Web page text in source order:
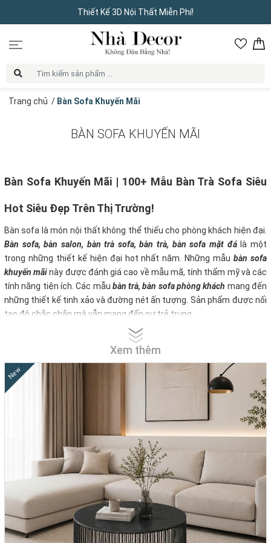
Thiết Kế 3D Nội Thất Miễn Phí!
Trang chủ / Bàn Sofa Khuyến Mãi
BÀN SOFA KHUYẾN MÃI
Bàn Sofa Khuyến Mãi | 100+ Mẫu Bàn Trà Sofa Siêu
Hot Siêu Đẹp Trên Thị Trường!
Bàn sofa là món nội thất không thể thiếu cho phòng khách hiện đại.
Bàn sofa, bàn salon, bàn trà sofa, bàn trà, bàn sofa mặt đálà một
trong những thiết kế hiện đại hot nhất năm. Những mẫubàn sofa
khuyến mãinày được đánh giá cao về mẫu mã, tính thẩm mỹ và các
tính năng tiện ích. Các mẫu bàn trà, bàn sofa phòng khách mang đến
những thiết kế tinh xảo và đường nét ấn tượng. Sản phẩm được nối
tạo độ chắc chắn mà vẫn mang đến sự trẻ trung.
Bàn sofa hiện đại tại Nhà Decor được các gia đình ưa chuộng và
Xem thêm
New